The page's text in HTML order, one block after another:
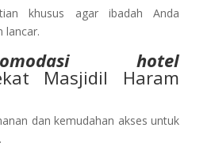
khusus agar ibadah Anda
lancar.
hotel
Masjidil Haram
dan kemudahan akses untuk